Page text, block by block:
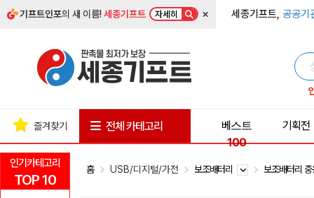
기프트인포의 새 이름!세종기프트 자세히 × 세종기프트, 공공기
인기카테고리
TOP 10
즐겨찾기 전체 카테고리
베스트
100
기획전
홈 USB/디지털/가전 보조배터리 보조배터리